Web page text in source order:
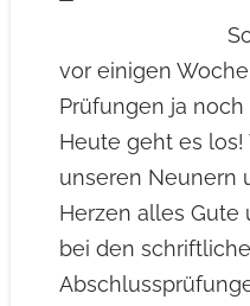
vor einigen
Prüfungen ja
Heute geht es
unseren Neunern
Herzen alles Gute
bei den